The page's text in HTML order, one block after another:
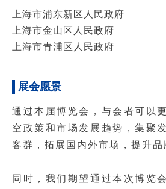
上海市浦东新区人民政府
上海市金山区人民政府
上海市青浦区人民政府
展会愿景
通过本届博览会，与会者可以
空政策和市场发展趋势，集聚
客群，拓展国内外市场，提升品
同时，我们期望通过本次博览